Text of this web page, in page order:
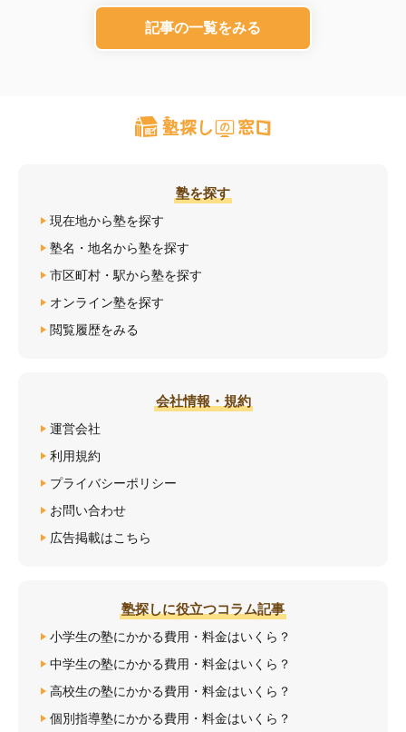
記事の一覧をみる
塾を探す
現在地から塾を探す
塾名・地名から塾を探す
市区町村・駅から塾を探す
オンライン塾を探す
閲覧履歴をみる
会社情報・規約
運営会社
利用規約
プライバシーポリシー
お問い合わせ
広告掲載はこちら
塾探しに役立つコラム記事
小学生の塾にかかる費用・料金はいくら？
中学生の塾にかかる費用・料金はいくら？
高校生の塾にかかる費用・料金はいくら？
個別指導塾にかかる費用・料金はいくら？